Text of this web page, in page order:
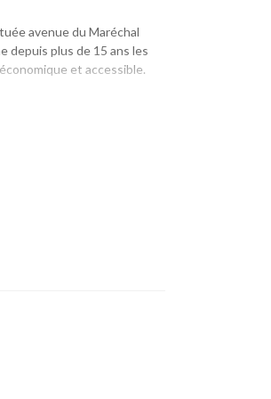
avenue du Maréchal
depuis plus de 15 ans les
et accessible.
un déménagement ou
une solution
que les communes
les voitures sans permis ou